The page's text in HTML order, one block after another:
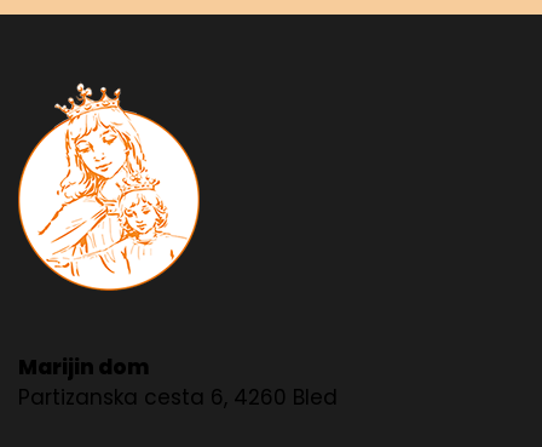
Marijin dom
Partizanska cesta 6, 4260 Bled